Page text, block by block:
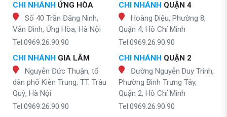
CHI NHÁNH ỨNG HÒA
Số 40 Trần Đăng Ninh,
Vân Đình, Ứng Hòa, Hà Nội
Tel:0969.26.90.90
CHI NHÁNH GIA LÂM
Nguyễn Đức Thuận, tổ
dân phố Kiên Trung, TT. Trâu
Quỳ, Hà Nội
Tel:0969.26.90.90
CHI NHÁNH QUẬN 4
Hoàng Diệu, Phường 8,
Quận 4, Hồ Chí Minh
Tel:0969.26.90.90
CHI NHÁNH QUẬN 2
Đường Nguyễn Duy Trinh,
Phường Bình Trưng Tây,
Quận 2, Hồ Chí Minh
Tel:0969.26.90.90